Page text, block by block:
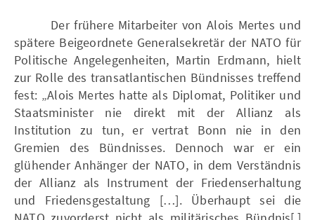
Der frühere Mitarbeiter von Alois Mertes und
spätere Beigeordnete Generalsekretär der NATO für
Politische Angelegenheiten, Martin Erdmann, hielt
zur Rolle des transatlantischen Bündnisses treffend
fest: „Alois Mertes hatte als Diplomat, Politiker und
Staatsminister nie direkt mit der Allianz als
Institution zu tun, er vertrat Bonn nie in den
Gremien des Bündnisses. Dennoch war er ein
glühender Anhänger der NATO, in dem Verständnis
der Allianz als Instrument der Friedenserhaltung
und Friedensgestaltung […]. Überhaupt sei die